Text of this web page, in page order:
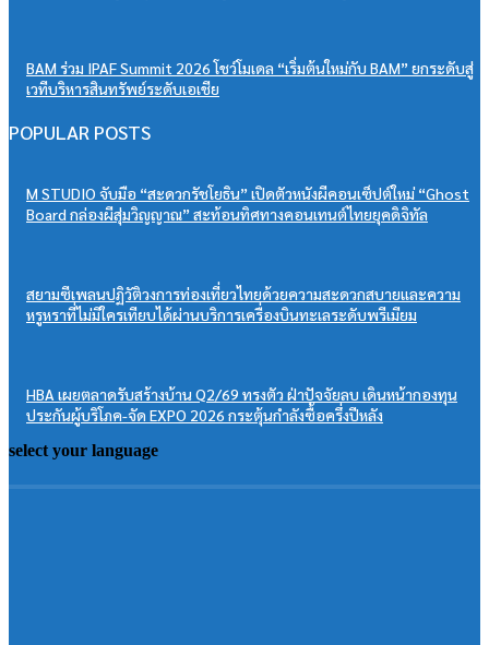
BAM ร่วม IPAF Summit 2026 โชว์โมเดล “เริ่มต้นใหม่กับ BAM” ยกระดับสู่
เวทีบริหารสินทรัพย์ระดับเอเชีย
POPULAR POSTS
M STUDIO จับมือ “สะดวกรัชโยธิน” เปิดตัวหนังผีคอนเซ็ปต์ใหม่ “Ghost
Board กล่องผีสุ่มวิญญาณ” สะท้อนทิศทางคอนเทนต์ไทยยุคดิจิทัล
สยามซีเพลนปฏิวัติวงการท่องเที่ยวไทยด้วยความสะดวกสบายและความ
หรูหราที่ไม่มีใครเทียบได้ผ่านบริการเครื่องบินทะเลระดับพรีเมียม
HBA เผยตลาดรับสร้างบ้าน Q2/69 ทรงตัว ฝ่าปัจจัยลบ เดินหน้ากองทุน
ประกันผู้บริโภค-จัด EXPO 2026 กระตุ้นกำลังซื้อครึ่งปีหลัง
select your language